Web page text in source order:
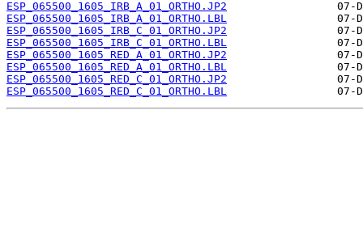
ESP_065500_1605_IRB_A_01_ORTHO.JP2
ESP_065500_1605_IRB_A_01_ORTHO.LBL
ESP_065500_1605_IRB_C_01_ORTHO.JP2
ESP_065500_1605_IRB_C_01_ORTHO.LBL
ESP_065500_1605_RED_A_01_ORTHO.JP2
ESP_065500_1605_RED_A_01_ORTHO.LBL
ESP_065500_1605_RED_C_01_ORTHO.JP2
ESP_065500_1605_RED_C_01_ORTHO.LBL